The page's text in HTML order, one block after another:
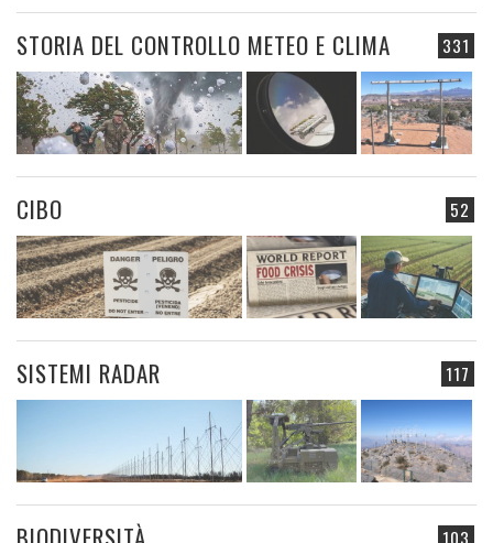
331
STORIA DEL CONTROLLO METEO E CLIMA
52
CIBO
117
SISTEMI RADAR
103